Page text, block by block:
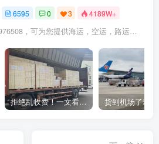
6595 0 3 4189W+
微信1139976508，可为您提供海运，空运，路运，铁路运输
拒绝乱收费！一文看懂中国货代计费套路，教你避开所有隐形坑